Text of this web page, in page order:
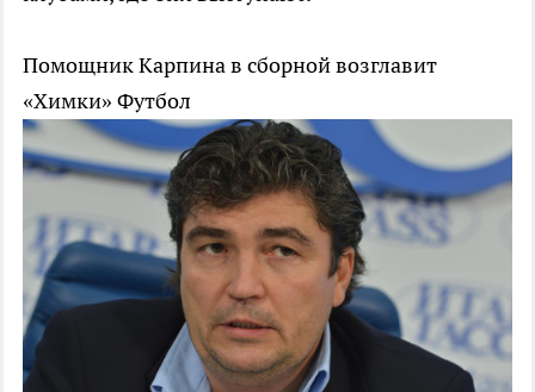
Помощник Карпина в сборной возглавит
«Химки» Футбол